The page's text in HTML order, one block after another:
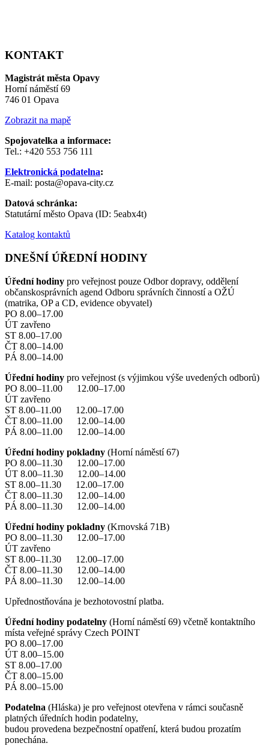
KONTAKT
Magistrát města Opavy
Horní náměstí 69
746 01 Opava
Zobrazit na mapě
Spojovatelka a informace:
Tel.: +420 553 756 111
Elektronická podatelna:
E-mail: posta@opava-city.cz
Datová schránka:
Statutární město Opava (ID: 5eabx4t)
Katalog kontaktů
DNEŠNÍ ÚŘEDNÍ HODINY
Úřední hodiny pro veřejnost pouze Odbor dopravy, oddělení
občanskosprávních agend Odboru správních činností a OŽÚ
(matrika, OP a CD, evidence obyvatel)
PO 8.00–17.00
ÚT zavřeno
ST 8.00–17.00
ČT 8.00–14.00
PÁ 8.00–14.00
Úřední hodiny pro veřejnost (s výjimkou výše uvedených odborů)
PO 8.00–11.00 12.00–17.00
ÚT zavřeno
ST 8.00–11.00 12.00–17.00
ČT 8.00–11.00 12.00–14.00
PÁ 8.00–11.00 12.00–14.00
Úřední hodiny pokladny (Horní náměstí 67)
PO 8.00–11.30 12.00–17.00
ÚT 8.00–11.30 12.00–14.00
ST 8.00–11.30 12.00–17.00
ČT 8.00–11.30 12.00–14.00
PÁ 8.00–11.30 12.00–14.00
Úřední hodiny pokladny (Krnovská 71B)
PO 8.00–11.30 12.00–17.00
ÚT zavřeno
ST 8.00–11.30 12.00–17.00
ČT 8.00–11.30 12.00–14.00
PÁ 8.00–11.30 12.00–14.00
Upřednostňována je bezhotovostní platba.
Úřední hodiny podatelny (Horní náměstí 69) včetně kontaktního
místa veřejné správy Czech POINT
PO 8.00–17.00
ÚT 8.00–15.00
ST 8.00–17.00
ČT 8.00–15.00
PÁ 8.00–15.00
Podatelna (Hláska) je pro veřejnost otevřena v rámci současně
platných úředních hodin podatelny,
budou provedena bezpečnostní opatření, která budou prozatím
ponechána.